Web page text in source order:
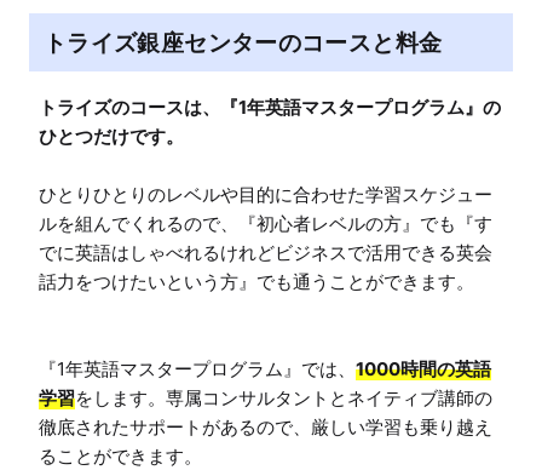
トライズ銀座センターのコースと料金
トライズのコースは、『1年英語マスタープログラム』の
ひとつだけです。
ひとりひとりのレベルや目的に合わせた学習スケジュー
ルを組んでくれるので、『初心者レベルの方』でも『す
でに英語はしゃべれるけれどビジネスで活用できる英会
話力をつけたいという方』でも通うことができます。
『1年英語マスタープログラム』では、 1000時間の英語
学習をします。専属コンサルタントとネイティブ講師の
徹底されたサポートがあるので、厳しい学習も乗り越え
ることができます。